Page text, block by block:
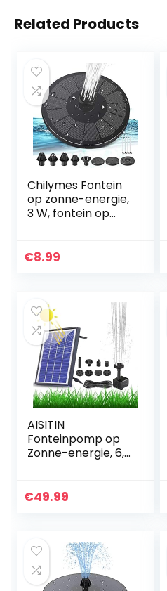
Related Products
Chilymes Fontein
op zonne-energie,
3 W, fontein op
fontein op zonne-
€8.99
AISITIN
Fonteinpomp op
Zonne-energie, 6,5
Verbeterde
€49.99